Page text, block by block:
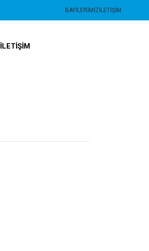
BAYILERIMIZİLETIŞIM
İLETIŞIM